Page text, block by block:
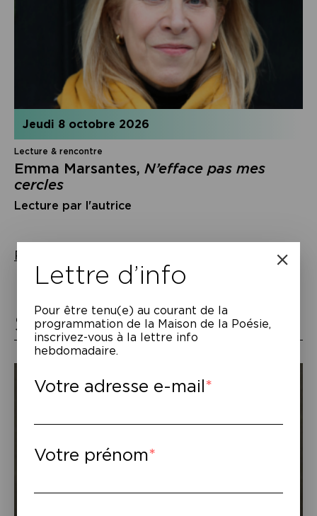
jeudi 8 octobre 2026
Lecture & rencontre
Emma Marsantes, N’efface pas mes
cercles
Lecture par l'autrice
Plus de résultats dans le programme
Scène numérique
Lettre d’info
Pour être tenu(e) au courant de la
programmation de la Maison de la Poésie,
inscrivez-vous à la lettre info
hebdomadaire.
Votre adresse e-mail
Votre prénom